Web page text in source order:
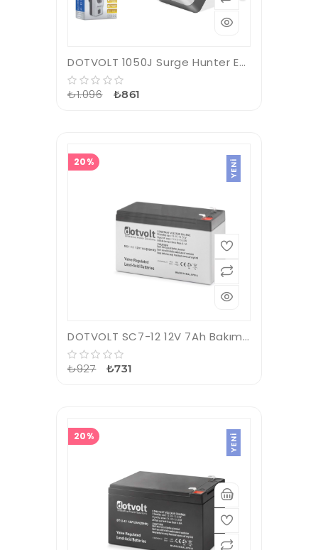
DOTVOLT 1050J Surge Hunter Enerji Koruma Prizi Beyaz
₺1.096 ₺861
20% YENI
DOTVOLT SC7-12 12V 7Ah Bakımsız Kuru Tip Akü
₺927 ₺731
20% YENI